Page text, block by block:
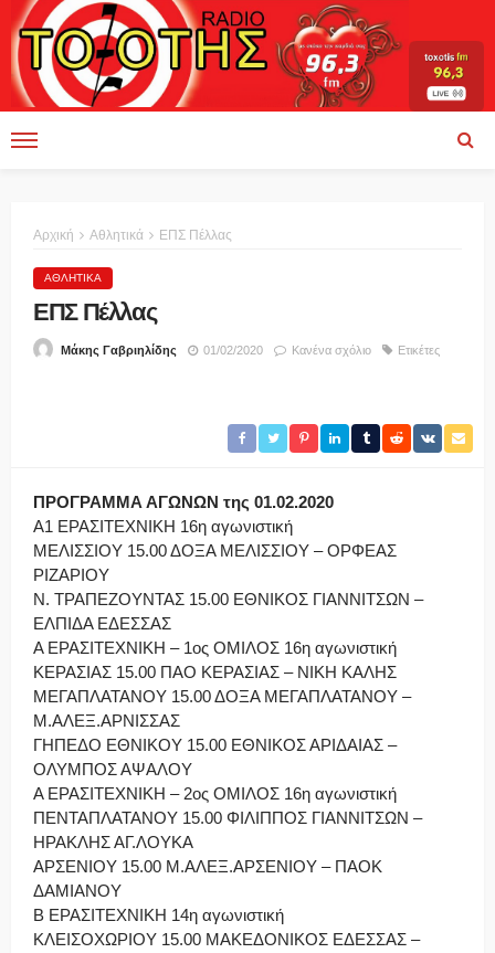
Αρχική Αθλητικά ΕΠΣ Πέλλας
ΑΘΛΗΤΙΚΆ
ΕΠΣ Πέλλας
Μάκης Γαβριηλίδης 01/02/2020 Κανένα σχόλιο Ετικέτες
ΠΡΟΓΡΑΜΜΑ ΑΓΩΝΩΝ της 01.02.2020
Α1 ΕΡΑΣΙΤΕΧΝΙΚΗ 16η αγωνιστική
ΜΕΛΙΣΣΙΟΥ 15.00 ΔΟΞΑ ΜΕΛΙΣΣΙΟΥ – ΟΡΦΕΑΣ
ΡΙΖΑΡΙΟΥ
Ν. ΤΡΑΠΕΖΟΥΝΤΑΣ 15.00 ΕΘΝΙΚΟΣ ΓΙΑΝΝΙΤΣΩΝ –
ΕΛΠΙΔΑ ΕΔΕΣΣΑΣ
Α ΕΡΑΣΙΤΕΧΝΙΚΗ – 1ος ΟΜΙΛΟΣ 16η αγωνιστική
ΚΕΡΑΣΙΑΣ 15.00 ΠΑΟ ΚΕΡΑΣΙΑΣ – ΝΙΚΗ ΚΑΛΗΣ
ΜΕΓΑΠΛΑΤΑΝΟΥ 15.00 ΔΟΞΑ ΜΕΓΑΠΛΑΤΑΝΟΥ –
Μ.ΑΛΕΞ.ΑΡΝΙΣΣΑΣ
ΓΗΠΕΔΟ ΕΘΝΙΚΟΥ 15.00 ΕΘΝΙΚΟΣ ΑΡΙΔΑΙΑΣ –
ΟΛΥΜΠΟΣ ΑΨΑΛΟΥ
Α ΕΡΑΣΙΤΕΧΝΙΚΗ – 2ος ΟΜΙΛΟΣ 16η αγωνιστική
ΠΕΝΤΑΠΛΑΤΑΝΟΥ 15.00 ΦΙΛΙΠΠΟΣ ΓΙΑΝΝΙΤΣΩΝ –
ΗΡΑΚΛΗΣ ΑΓ.ΛΟΥΚΑ
ΑΡΣΕΝΙΟΥ 15.00 Μ.ΑΛΕΞ.ΑΡΣΕΝΙΟΥ – ΠΑΟΚ
ΔΑΜΙΑΝΟΥ
Β ΕΡΑΣΙΤΕΧΝΙΚΗ 14η αγωνιστική
ΚΛΕΙΣΟΧΩΡΙΟΥ 15.00 ΜΑΚΕΔΟΝΙΚΟΣ ΕΔΕΣΣΑΣ –